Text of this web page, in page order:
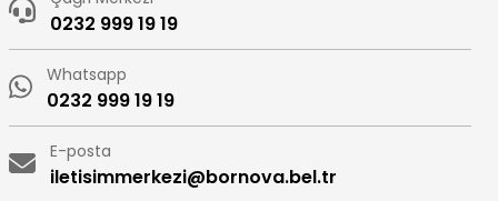
0232 999 19 19
Whatsapp
0232 999 19 19
E-posta
iletisimmerkezi@bornova.bel.tr